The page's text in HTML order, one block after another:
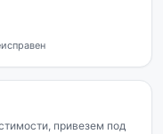
привезем под